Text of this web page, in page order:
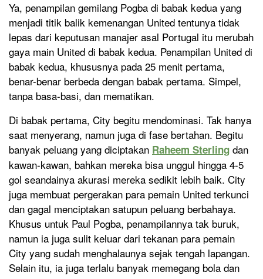
Ya, penampilan gemilang Pogba di babak kedua yang
menjadi titik balik kemenangan United tentunya tidak
lepas dari keputusan manajer asal Portugal itu merubah
gaya main United di babak kedua. Penampilan United di
babak kedua, khususnya pada 25 menit pertama,
benar-benar berbeda dengan babak pertama. Simpel,
tanpa basa-basi, dan mematikan.
Di babak pertama, City begitu mendominasi. Tak hanya
saat menyerang, namun juga di fase bertahan. Begitu
banyak peluang yang diciptakan Raheem Sterling dan
kawan-kawan, bahkan mereka bisa unggul hingga 4-5
gol seandainya akurasi mereka sedikit lebih baik. City
juga membuat pergerakan para pemain United terkunci
dan gagal menciptakan satupun peluang berbahaya.
Khusus untuk Paul Pogba, penampilannya tak buruk,
namun ia juga sulit keluar dari tekanan para pemain
City yang sudah menghalaunya sejak tengah lapangan.
Selain itu, ia juga terlalu banyak memegang bola dan